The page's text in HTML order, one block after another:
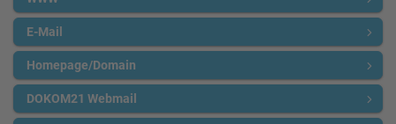
E-Mail
Homepage/Domain
DOKOM21 Webmail